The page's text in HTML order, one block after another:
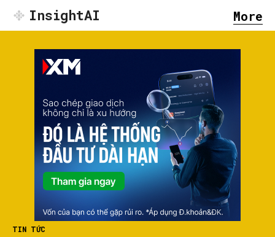
InsightAI More
TIN TỨC